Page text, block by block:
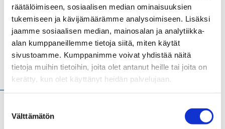
räätälöimiseen, sosiaalisen median ominaisuuksien
tukemiseen ja kävijämäärämme analysoimiseen. Lisäksi
jaamme sosiaalisen median, mainosalan ja analytiikka-
alan kumppaneillemme tietoja siitä, miten käytät
sivustoamme. Kumppanimme voivat yhdistää näitä
tietoja muihin tietoihin, joita olet antanut heille tai joita on
kerätty, kun olet käyttänyt heidän palvelujaan.
valinta
Välttämätön
Hankkeen kuvaus
Kansalaisten toimet energian kuluttajina, pientuottajina ja